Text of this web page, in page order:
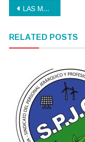
Navegación
entradas
LAS MENTIRAS DEL CAPITALISMO 2
RELATED POSTS